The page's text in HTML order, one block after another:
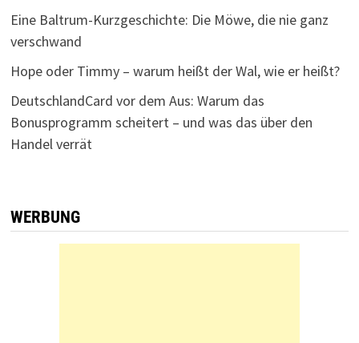
Eine Baltrum-Kurzgeschichte: Die Möwe, die nie ganz
verschwand
Hope oder Timmy – warum heißt der Wal, wie er heißt?
DeutschlandCard vor dem Aus: Warum das
Bonusprogramm scheitert – und was das über den
Handel verrät
WERBUNG